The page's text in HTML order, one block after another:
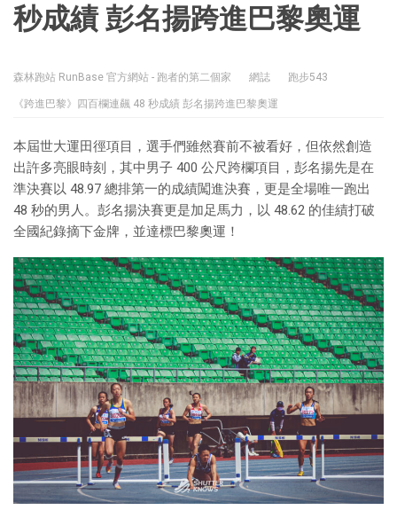
秒成績 彭名揚跨進巴黎奧運
森林跑站 RunBase 官方網站 - 跑者的第二個家 網誌 跑步543
《跨進巴黎》四百欄連飆 48 秒成績 彭名揚跨進巴黎奧運
本屆世大運田徑項目，選手們雖然賽前不被看好，但依然創造
出許多亮眼時刻，其中男子 400 公尺跨欄項目，彭名揚先是在
準決賽以 48.97 總排第一的成績闖進決賽，更是全場唯一跑出
48 秒的男人。彭名揚決賽更是加足馬力，以 48.62 的佳績打破
全國紀錄摘下金牌，並達標巴黎奧運！